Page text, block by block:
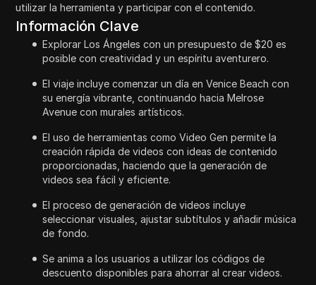
utilizar la herramienta y participar con el contenido.
Información Clave
Explorar Los Ángeles con un presupuesto de $20 es
posible con creatividad y un espíritu aventurero.
El viaje incluye comenzar un día en Venice Beach con
su energía vibrante, continuando hacia Melrose
Avenue con murales artísticos.
El uso de herramientas como Video Gen permite la
creación rápida de videos con ideas de contenido
proporcionadas, haciendo que la generación de
videos sea fácil y eficiente.
El proceso de generación de videos incluye
seleccionar visuales, ajustar subtítulos y añadir música
de fondo.
Se anima a los usuarios a utilizar los códigos de
descuento disponibles para ahorrar al crear videos.